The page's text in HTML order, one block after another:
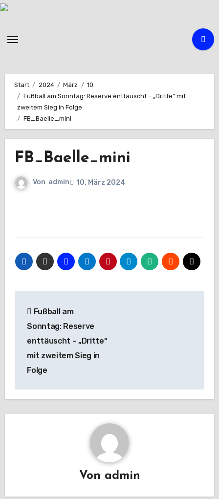
Zum
Start 2024 März
10.
Fußball am Sonntag: Reserve enttäuscht – „Dritte“ mit
zweitem Sieg in Folge
FB_Baelle_mini
FB_Baelle_mini
Von admin 10. März 2024
Fußball am
Sonntag: Reserve
enttäuscht – „Dritte“
mit zweitem Sieg in
Folge
Von admin